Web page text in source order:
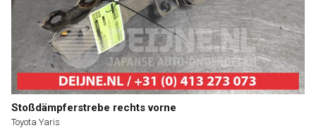
Stoßdämpferstrebe rechts vorne
Toyota Yaris